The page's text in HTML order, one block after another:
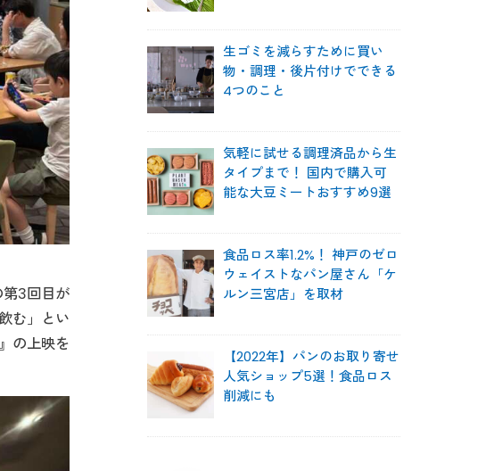
3回目が
む」とい
の上映を
生ゴミを減らすために買い
物・調理・後片付けでできる
4つのこと
気軽に試せる調理済品から生
タイプまで！ 国内で購入可
能な大豆ミートおすすめ9選
食品ロス率1.2%！ 神戸のゼロ
ウェイストなパン屋さん「ケ
ルン三宮店」を取材
【2022年】パンのお取り寄せ
人気ショップ5選！食品ロス
削減にも